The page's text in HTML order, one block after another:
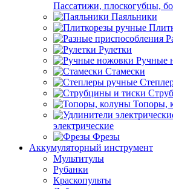
Пассатижи, плоскогубцы,
Паяльники
Рулетки
Ручные
Стамески
Топоры,
электрические
Фрезы
Аккумуляторный инструмент
Мультитулы
Рубанки
Краскопульты